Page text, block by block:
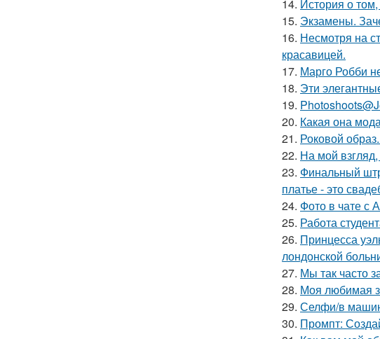
14. История о
15. Экзамены.
16. Несмотря на
красавицей.
17. Марго Робби
18. Эти
19.
20. Какая она
21. Роковой
22. На мой
23. Финальный
платье - это
24. Фото в чате с
25. Работа
26. Принцесса
лондонской
27. Мы так часто
28. Моя любимая
29. Селфи/в
30. Промпт: